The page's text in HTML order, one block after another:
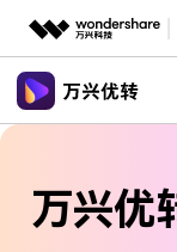
推荐产品
新闻中心
功能
万兴优